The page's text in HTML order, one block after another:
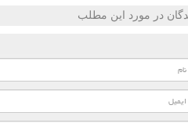
در مورد این مطلب